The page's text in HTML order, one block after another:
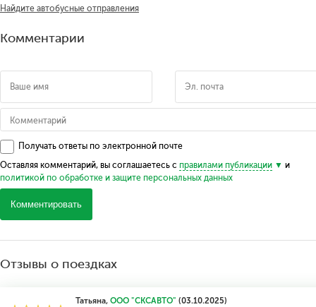
Найдите автобусные отправления
Комментарии
Получать ответы по электронной почте
Оставляя комментарий, вы соглашаетесь с правилами публикации
и
политикой по обработке и защите персональных данных
Комментировать
Отзывы о поездках
Татьяна, ООО "СКСАВТО" (03.10.2025)